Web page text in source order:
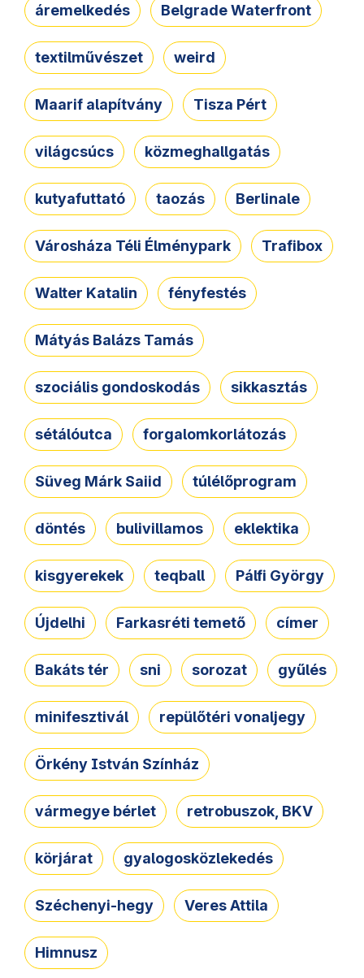
áremelkedés Belgrade Waterfront
textilművészet weird
Maarif alapítvány Tisza Pért
világcsúcs közmeghallgatás
kutyafuttató taozás Berlinale
Városháza Téli Élménypark Trafibox
Walter Katalin fényfestés
Mátyás Balázs Tamás
szociális gondoskodás sikkasztás
sétálóutca forgalomkorlátozás
Süveg Márk Saiid túlélőprogram
döntés bulivillamos eklektika
kisgyerekek teqball Pálfi György
Újdelhi Farkasréti temető címer
Bakáts tér sni sorozat gyűlés
minifesztivál repülőtéri vonaljegy
Örkény István Színház
vármegye bérlet retrobuszok, BKV
körjárat gyalogosközlekedés
Széchenyi-hegy Veres Attila
Himnusz